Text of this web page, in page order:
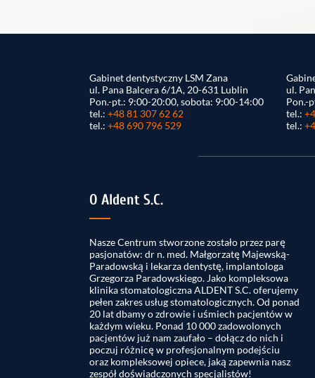
Gabinet dentystyczny LSM Zana
ul. Pana Balcera 6/1A, 20-631 Lublin
Pon.-pt.: 9:00-20:00, sobota: 9:00-14:00
tel.: +48 81 307 62 62
tel.: +48 690 796 529
ul.
Pon.-
tel.:
tel.:
O Aldent S.C.
Nasze Centrum stworzone zostało przez parę
pasjonatów: dr n. med. Małgorzatę Majewską-
Paradowską i lekarza dentystę, implantologa
Grzegorza Paradowskiego. Jako kompleksowa
klinika stomatologiczna ALDENT S.C. oferujemy
pełen zakres usług stomatologicznych. Od ponad
20 lat dbamy o zdrowie i uśmiech pacjentów w
każdym wieku. Ponad 10 000 zadowolonych
pacjentów już nam zaufało – dołącz do nich i
poczuj różnicę w profesjonalnym podejściu
oraz kompleksowej opiece, jaką zapewnia nasz
zespół doświadczonych specjalistów!